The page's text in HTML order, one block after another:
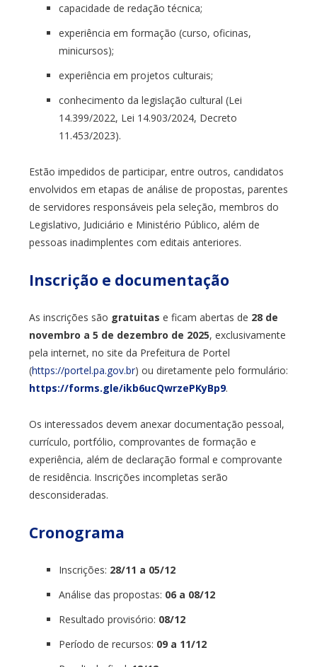
capacidade de redação técnica;
experiência em formação (curso, oficinas,
minicursos);
experiência em projetos culturais;
conhecimento da legislação cultural (Lei
14.399/2022, Lei 14.903/2024, Decreto
11.453/2023).
Estão impedidos de participar, entre outros, candidatos
envolvidos em etapas de análise de propostas, parentes
de servidores responsáveis pela seleção, membros do
Legislativo, Judiciário e Ministério Público, além de
pessoas inadimplentes com editais anteriores.
Inscrição e documentação
As inscrições são gratuitas e ficam abertas de 28 de
novembro a 5 de dezembro de 2025, exclusivamente
pela internet, no site da Prefeitura de Portel
(https://portel.pa.gov.br) ou diretamente pelo formulário:
https://forms.gle/ikb6ucQwrzePKyBp9.
Os interessados devem anexar documentação pessoal,
currículo, portfólio, comprovantes de formação e
experiência, além de declaração formal e comprovante
de residência. Inscrições incompletas serão
desconsideradas.
Cronograma
Inscrições: 28/11 a 05/12
Análise das propostas: 06 a 08/12
Resultado provisório: 08/12
Período de recursos: 09 a 11/12